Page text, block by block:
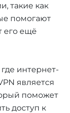
такие как
помогают
его ещё
интернет-
является
поможет
доступ к